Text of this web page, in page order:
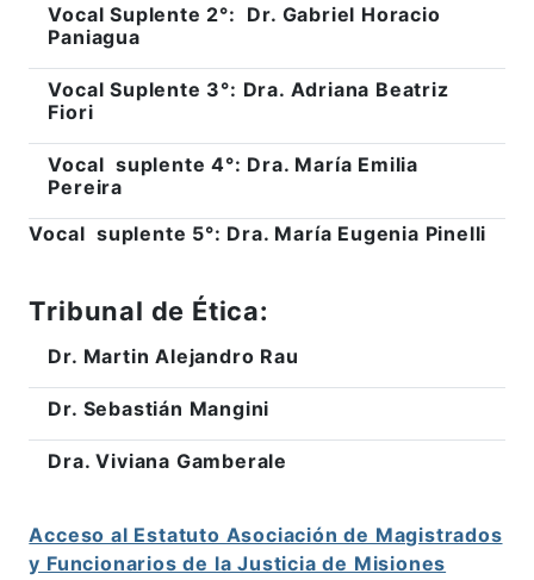
Vocal Suplente 2°: Dr. Gabriel Horacio
Paniagua
Vocal Suplente 3°: Dra. Adriana Beatriz
Fiori
Vocal suplente 4°: Dra. María Emilia
Pereira
Vocal suplente 5°: Dra. María Eugenia Pinelli
Tribunal de Ética:
Dr. Martin Alejandro Rau
Dr. Sebastián Mangini
Dra. Viviana Gamberale
Acceso al Estatuto Asociación de Magistrados
y Funcionarios de la Justicia de Misiones